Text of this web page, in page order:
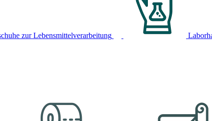
zur Lebensmittelverarbeitung